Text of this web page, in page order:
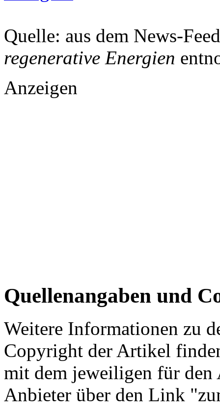
Quelle: aus dem News-
regenerative Energien
Anzeigen
Quellenangaben und
Weitere Informationen zu
Copyright der Artikel
mit dem jeweiligen für
Anbieter über den Link